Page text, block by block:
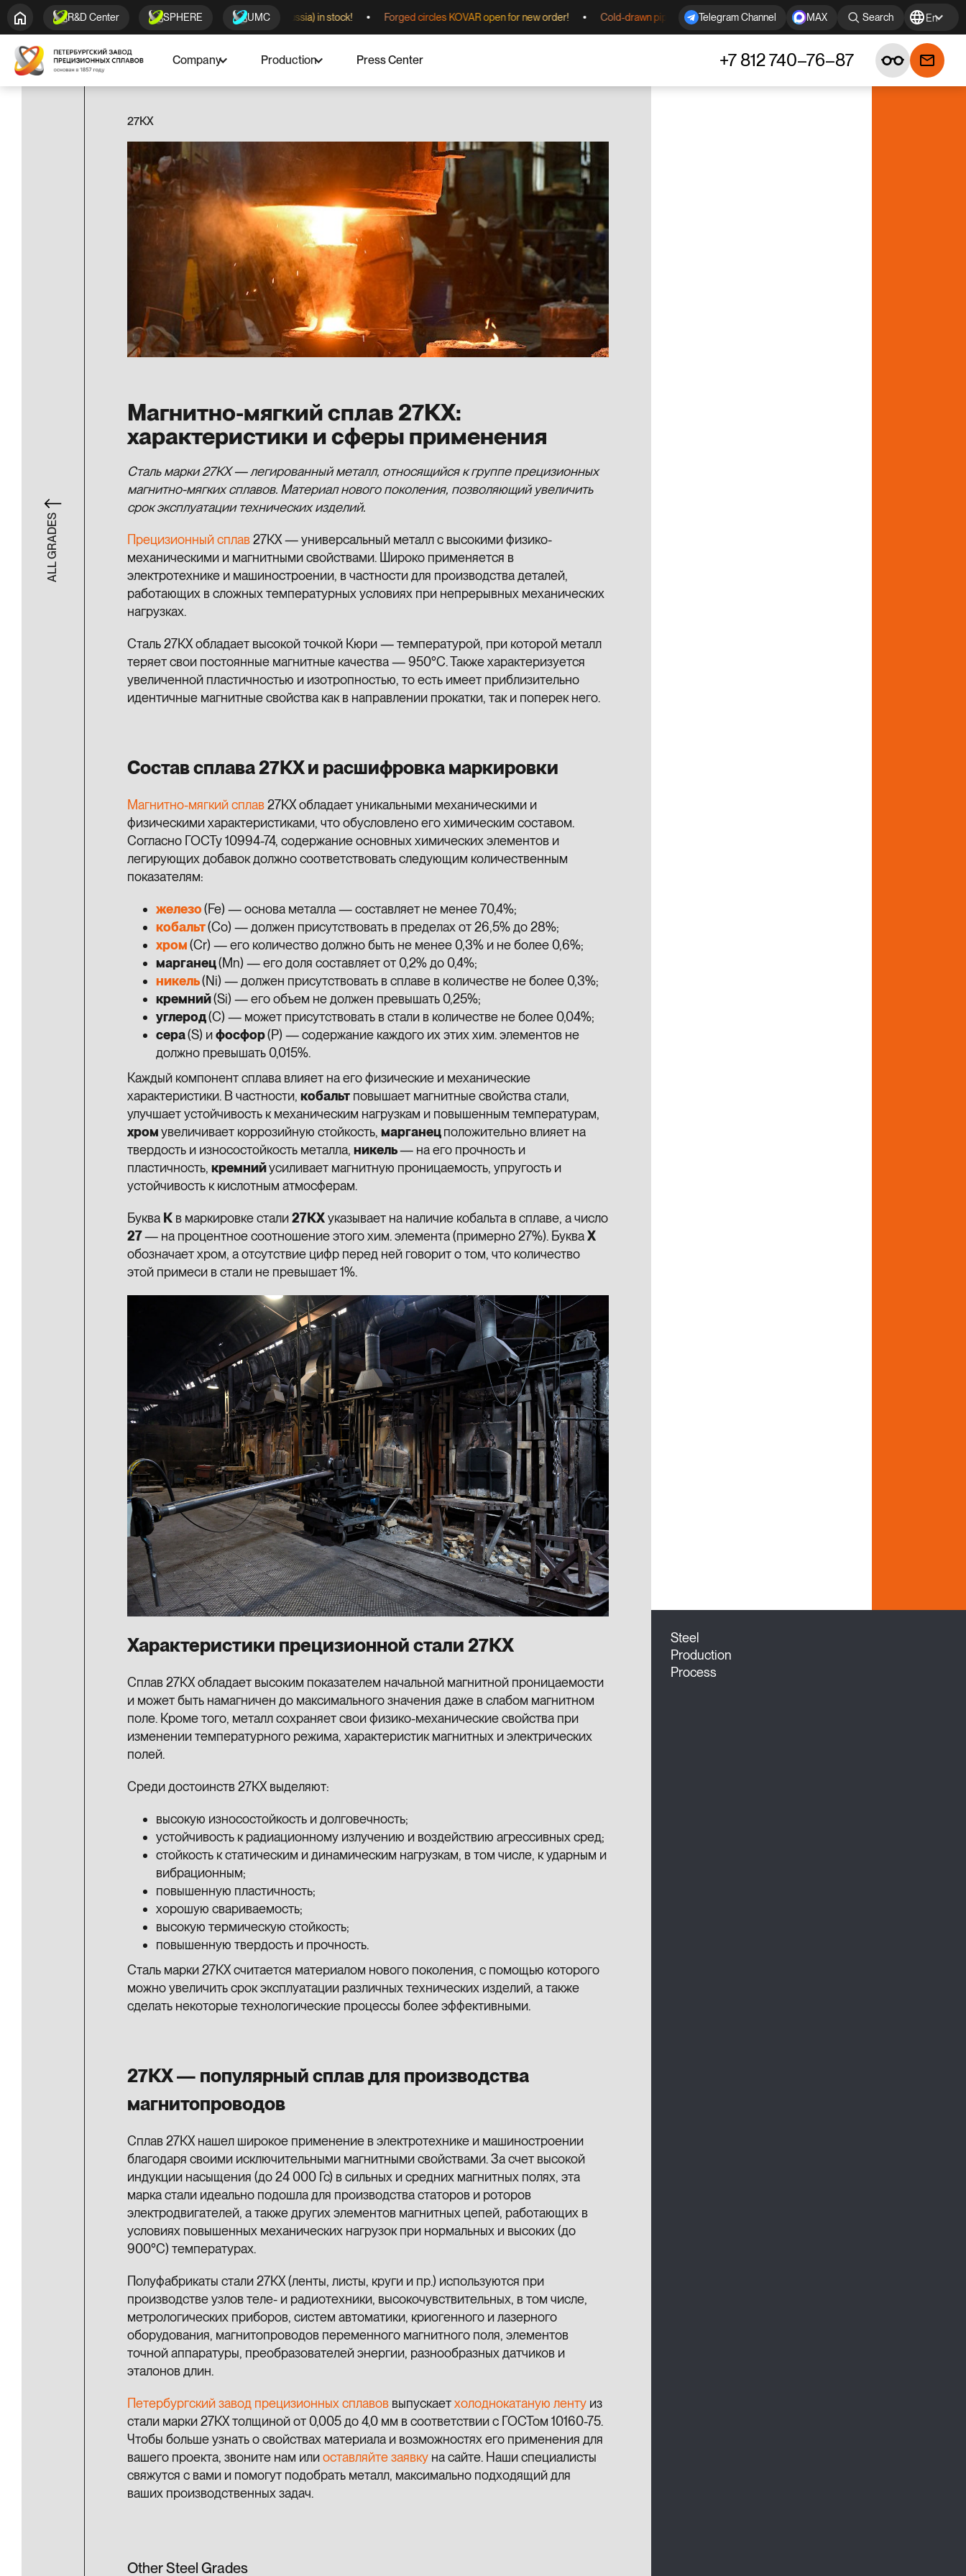
R&D Center SPHERE UMC
Cold-drawn pipes KOVAR (made in Russia) in stock! Forged circles KOVAR open for new order! Cold-drawn pipes KOVAR (made in Russia) in stock! Forged circles KOVAR open
Telegram Channel MAX Search En
Company Production Press Center +7 812 740–76–87
ALL GRADES
27КХ
Магнитно-мягкий сплав 27КХ:
характеристики и сферы применения
Сталь марки 27КХ — легированный металл, относящийся к группе прецизионных
магнитно-мягких сплавов. Материал нового поколения, позволяющий увеличить
срок эксплуатации технических изделий.
Прецизионный сплав27КХ — универсальный металл с высокими физико-
механическими и магнитными свойствами. Широко применяется в
электротехнике и машиностроении, в частности для производства деталей,
работающих в сложных температурных условиях при непрерывных механических
нагрузках.
Сталь 27КХ обладает высокой точкой Кюри — температурой, при которой металл
теряет свои постоянные магнитные качества — 950°С. Также характеризуется
увеличенной пластичностью и изотропностью, то есть имеет приблизительно
идентичные магнитные свойства как в направлении прокатки, так и поперек него.
Состав сплава 27КХ и расшифровка маркировки
Магнитно-мягкий сплав27КХ обладает уникальными механическими и
физическими характеристиками, что обусловлено его химическим составом.
Согласно ГОСТу 10994-74, содержание основных химических элементов и
легирующих добавок должно соответствовать следующим количественным
показателям:
железо(Fe) — основа металла — составляет не менее 70,4%;
кобальт(Co) — должен присутствовать в пределах от 26,5% до 28%;
хром(Cr) — его количество должно быть не менее 0,3% и не более 0,6%;
марганец(Mn) — его доля составляет от 0,2% до 0,4%;
никель(Ni) — должен присутствовать в сплаве в количестве не более 0,3%;
кремний(Si) — его объем не должен превышать 0,25%;
углерод(C) — может присутствовать в стали в количестве не более 0,04%;
сера(S) ифосфор(P) — содержание каждого их этих хим. элементов не
должно превышать 0,015%.
Каждый компонент сплава влияет на его физические и механические
характеристики. В частности, кобальтповышает магнитные свойства стали,
улучшает устойчивость к механическим нагрузкам и повышенным температурам,
хромувеличивает коррозийную стойкость, марганецположительно влияет на
твердость и износостойкость металла, никель— на его прочность и
пластичность, кремнийусиливает магнитную проницаемость, упругость и
устойчивость к кислотным атмосферам.
Буква Кв маркировке стали27КХуказывает на наличие кобальта в сплаве, а число
27— на процентное соотношение этого хим. элемента (примерно 27%). БукваХ
обозначает хром, а отсутствие цифр перед ней говорит о том, что количество
этой примеси в стали не превышает 1%.
Характеристики прецизионной стали 27КХ
Сплав 27КХ обладает высоким показателем начальной магнитной проницаемости
и может быть намагничен до максимального значения даже в слабом магнитном
поле. Кроме того, металл сохраняет свои физико-механические свойства при
изменении температурного режима, характеристик магнитных и электрических
полей.
Среди достоинств 27КХ выделяют:
высокую износостойкость и долговечность;
устойчивость к радиационному излучению и воздействию агрессивных сред;
стойкость к статическим и динамическим нагрузкам, в том числе, к ударным и
вибрационным;
повышенную пластичность;
хорошую свариваемость;
высокую термическую стойкость;
повышенную твердость и прочность.
Сталь марки 27КХ считается материалом нового поколения, с помощью которого
можно увеличить срок эксплуатации различных технических изделий, а также
сделать некоторые технологические процессы более эффективными.
27КХ — популярный сплав для производства
магнитопроводов
Сплав 27КХ нашел широкое применение в электротехнике и машиностроении
благодаря своими исключительными магнитными свойствами. За счет высокой
индукции насыщения (до 24 000 Гс) в сильных и средних магнитных полях, эта
марка стали идеально подошла для производства статоров и роторов
электродвигателей, а также других элементов магнитных цепей, работающих в
условиях повышенных механических нагрузок при нормальных и высоких (до
900°С) температурах.
Полуфабрикаты стали 27КХ (ленты, листы, круги и пр.) используются при
производстве узлов теле- и радиотехники, высокочувствительных, в том числе,
метрологических приборов, систем автоматики, криогенного и лазерного
оборудования, магнитопроводов переменного магнитного поля, элементов
точной аппаратуры, преобразователей энергии, разнообразных датчиков и
эталонов длин.
Петербургский завод прецизионных сплавоввыпускаетхолоднокатаную лентуиз
стали марки 27КХ толщиной от 0,005 до 4,0 мм в соответствии с ГОСТом 10160-75.
Чтобы больше узнать о свойствах материала и возможностях его применения для
вашего проекта, звоните нам илиоставляйте заявкуна сайте. Наши специалисты
свяжутся с вами и помогут подобрать металл, максимально подходящий для
ваших производственных задач.
Other Steel Grades
Steel
Production
Process